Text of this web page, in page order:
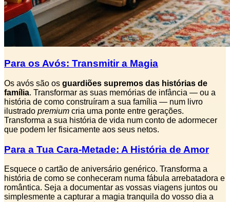
Para os Avós: Transmitir a Magia
Os avós são os guardiões supremos das histórias de
família. Transformar as suas memórias de infância — ou a
história de como construíram a sua família — num livro
ilustrado premium cria uma ponte entre gerações.
Transforma a sua história de vida num conto de adormecer
que podem ler fisicamente aos seus netos.
Para a Tua Cara-Metade: A História de Amor
Esquece o cartão de aniversário genérico. Transforma a
história de como se conheceram numa fábula arrebatadora e
romântica. Seja a documentar as vossas viagens juntos ou
simplesmente a capturar a magia tranquila do vosso dia a